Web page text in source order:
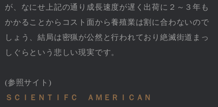
が、なにせ上記の通り成長速度が遅く出荷に２～３年も
かかることからコスト面から養殖業は割に合わないので
しょう、結局は密猟が公然と行われており絶滅街道まっ
しぐらという悲しい現実です。
(参照サイト)
ＳＣＩＥＮＴＩＦＣ ＡＭＥＲＩＣＡＮ